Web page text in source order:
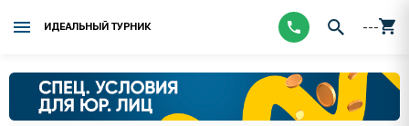
ИДЕАЛЬНЫЙ ТУРНИК ---